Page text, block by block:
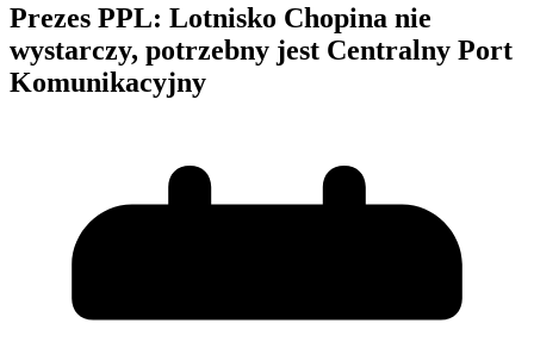
Prezes PPL: Lotnisko Chopina nie
wystarczy, potrzebny jest Centralny Port
Komunikacyjny